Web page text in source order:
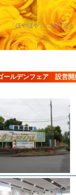
「ほやほや」には肯定
ールデンフェア 設営開